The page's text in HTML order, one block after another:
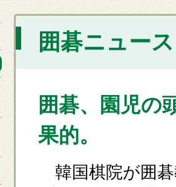
囲碁ニュー
囲碁、園児の
果的。
韓国棋院が囲